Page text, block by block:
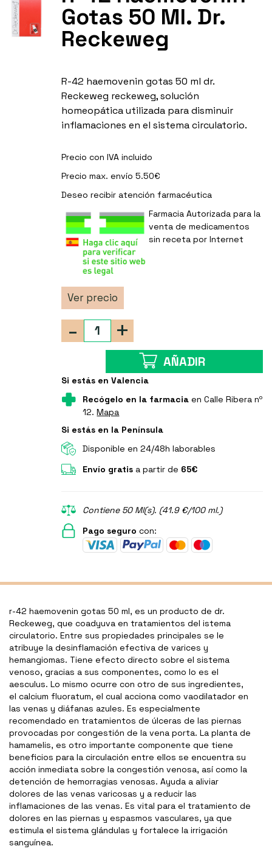
Gotas 50 Ml. Dr.
Reckeweg
R-42 haemovenin gotas 50 ml dr.
Reckeweg reckeweg, solución
homeopática utilizada para disminuir
inflamaciones en el sistema circulatorio.
Precio con IVA incluido
Precio max. envío 5.50€
Deseo recibir atención farmacéutica
Farmacia Autorizada para la
venta de medicamentos
sin receta por Internet
Ver precio
+
-
AÑADIR
Si estás en Valencia
Recógelo en la farmacia en Calle Ribera nº
12.Mapa
Si estás en la Península
Disponible en 24/48h laborables
Envío gratis a partir de 65€
Contiene 50 Ml(s). (41.9 €/100 ml.)
Pago seguro con:
r-42 haemovenin gotas 50 ml, es un producto de dr.
Reckeweg, que coadyuva en tratamientos del istema
circulatorio. Entre sus propiedades principales se le
atribuye la desinflamación efectiva de varices y
hemangiomas. Tiene efecto directo sobre el sistema
venoso, gracias a sus componentes, como lo es el
aesculus. Lo mismo ocurre con otro de sus ingredientes,
el calcium fluoratum, el cual acciona como vaodilatador en
las venas y diáfanas azules. Es especialmente
recomendado en tratamientos de úlceras de las piernas
provocadas por congestión de la vena porta. La planta de
hamamelis, es otro importante componente que tiene
beneficios para la circulación entre ellos se encuentra su
acción inmediata sobre la congestión venosa, así como la
detención de hemorragias venosas. Ayuda a aliviar
dolores de las venas varicosas y a reducir las
inflamaciones de las venas. Es vital para el tratamiento de
dolores en las piernas y espasmos vasculares, ya que
estimula el sistema glándulas y fortalece la irrigación
sanguínea.